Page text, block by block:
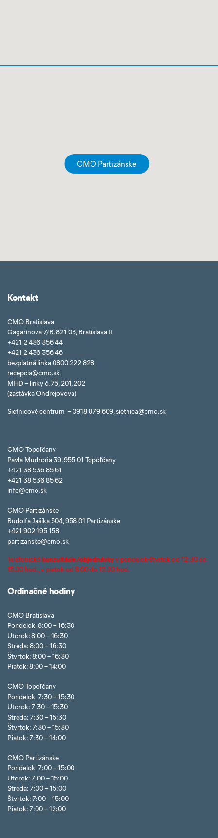
CMO Partizánske
Kontakt
CMO Bratislava
Gagarinova 7/B, 821 03, Bratislava II
+421 2 436 356 44
+421 2 436 356 46
bezplatná linka 0800 222 828
recepcia@cmo.sk
MHD – linky č. 75, 201, 202
(zastávka Ondrejovova)
Sietnicové centrum – 0918 879 609, sietnica@cmo.sk
CMO Topoľčany
Pavla Mudroňa 39, 955 01 Topoľčany
+421 38 536 85 61
+421 38 536 85 62
info@cmo.sk
CMO Partizánske
Rudolfa Jašíka 504, 958 01 Partizánske
+421 902 195 158
partizanske@cmo.sk
Telefonickékonzultácie/objednávkyv pondelok-štvrtok od 12:30 do
15.00 hod., v piatok od 8.00 do 12.00 hod.
Ordinačné hodiny
CMO Bratislava
Pondelok: 8:00 – 16:30
Utorok: 8:00 – 16:30
Streda: 8:00 – 16:30
Štvrtok: 8:00 – 16:30
Piatok: 8:00 – 14:00
CMO Topoľčany
Pondelok: 7:30 – 15:30
Utorok: 7:30 – 15:30
Streda: 7:30 – 15:30
Štvrtok: 7:30 – 15:30
Piatok: 7:30 – 14:00
CMO Partizánske
Pondelok: 7:00 – 15:00
Utorok: 7:00 – 15:00
Streda: 7:00 – 15:00
Štvrtok: 7:00 – 15:00
Piatok: 7:00 – 12:00